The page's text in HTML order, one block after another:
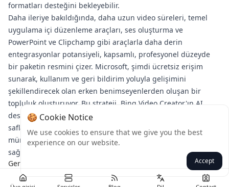
formatları desteğini bekleyebilir.
Daha ileriye bakıldığında, daha uzun video süreleri, temel
uygulama içi düzenleme araçları, ses oluşturma ve
PowerPoint ve Clipchamp gibi araçlarla daha derin
entegrasyonlar potansiyeli, kapsamlı, profesyonel düzeyde
bir paketin resmini çizer. Microsoft, şimdi ücretsiz erişim
sunarak, kullanım ve geri bildirim yoluyla gelişimini
şekillendirecek olan erken benimseyenlerden oluşan bir
topluluk oluşturuyor. Bu strateji, Bing Video Creator'ın AI
destekli görsel hikaye anlatımını demokratikleştirmenin ön
saflarında kalmasını ve her yerdeki yaratıcılar için nelerin
mümkün olduğunu sürekli olarak yeniden tanımlamasını
sağlayacaktır.
Geri
🍪 Cookie Notice
We use cookies to ensure that we give you the best
experience on our website.
Accept